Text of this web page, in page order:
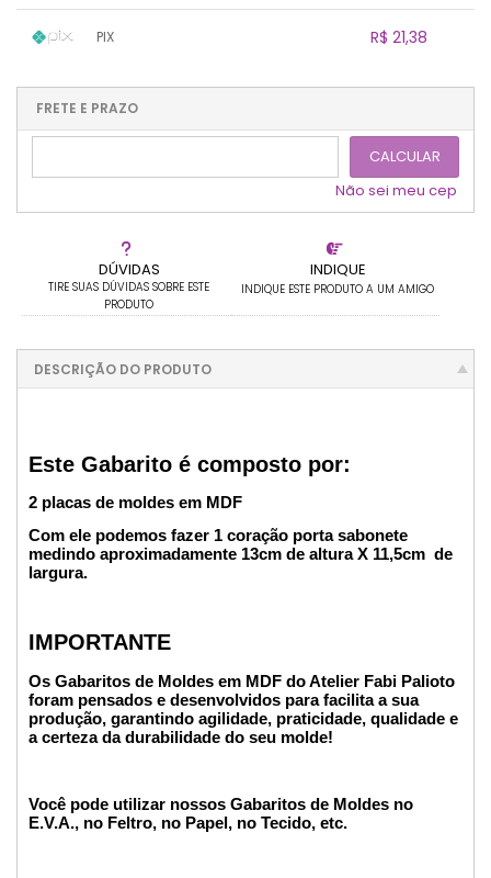
DÚVIDAS
TIRE SUAS DÚVIDAS SOBRE ESTE
PRODUTO
INDIQUE
INDIQUE ESTE PRODUTO A UM AMIGO
PIX R$ 21,38
...
....
FRETE E PRAZO
CALCULAR
Não sei meu cep
DESCRIÇÃO DO PRODUTO
Este Gabarito é composto por:
2 placas de moldes em MDF
Com ele podemos fazer 1 coração porta sabonete
medindo aproximadamente 13cm de altura X 11,5cm de
largura.
IMPORTANTE
Os Gabaritos de Moldes em MDF do Atelier Fabi Palioto
foram pensados e desenvolvidos para facilita a sua
produção, garantindo agilidade, praticidade, qualidade e
a certeza da durabilidade do seu molde!
Você pode utilizar nossos Gabaritos de Moldes no
E.V.A., no Feltro, no Papel, no Tecido, etc.